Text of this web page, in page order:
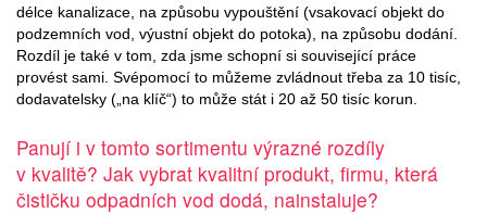
délce kanalizace, na způsobu vypouštění (vsakovací objekt do
podzemních vod, výustní objekt do potoka), na způsobu dodání.
Rozdíl je také v tom, zda jsme schopní si související práce
provést sami. Svépomocí to můžeme zvládnout třeba za 10 tisíc,
dodavatelsky („na klíč“) to může stát i 20 až 50 tisíc korun.
Panují i v tomto sortimentu výrazné rozdíly
v kvalitě? Jak vybrat kvalitní produkt, firmu, která
čističku odpadních vod dodá, nainstaluje?